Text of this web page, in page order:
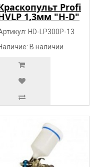
Profi
1,3мм "H-D"
HD-LP300P-13
В наличии